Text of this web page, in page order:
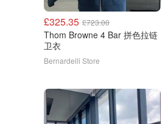
£325.35 £723.00
Thom Browne 4 Bar 拼色拉链
卫衣
Bernardelli Store